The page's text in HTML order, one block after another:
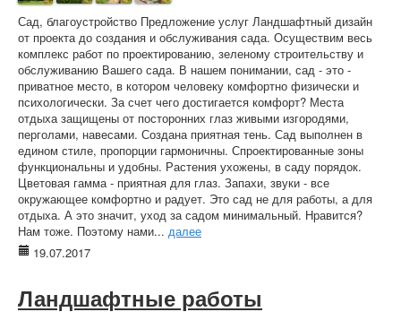
Сад, благоустройство Предложение услуг Ландшафтный дизайн
от проекта до создания и обслуживания сада. Осуществим весь
комплекс работ по проектированию, зеленому строительству и
обслуживанию Вашего сада. В нашем понимании, сад - это -
приватное место, в котором человеку комфортно физически и
психологически. За счет чего достигается комфорт? Места
отдыха защищены от посторонних глаз живыми изгородями,
перголами, навесами. Создана приятная тень. Сад выполнен в
едином стиле, пропорции гармоничны. Спроектированные зоны
функциональны и удобны. Растения ухожены, в саду порядок.
Цветовая гамма - приятная для глаз. Запахи, звуки - все
окружающее комфортно и радует. Это сад не для работы, а для
отдыха. А это значит, уход за садом минимальный. Нравится?
Нам тоже. Поэтому нами... далее
19.07.2017
Ландшафтные работы